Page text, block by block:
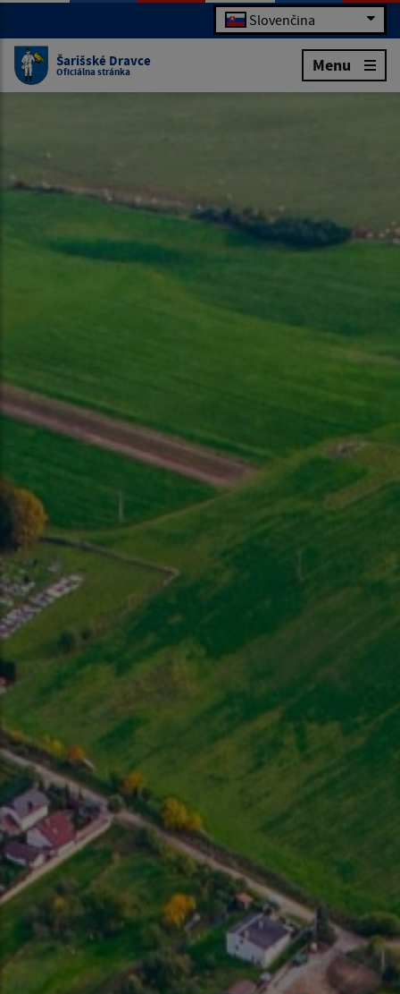
Slovenčina
Šarišské Dravce
Oficiálna stránka Menu